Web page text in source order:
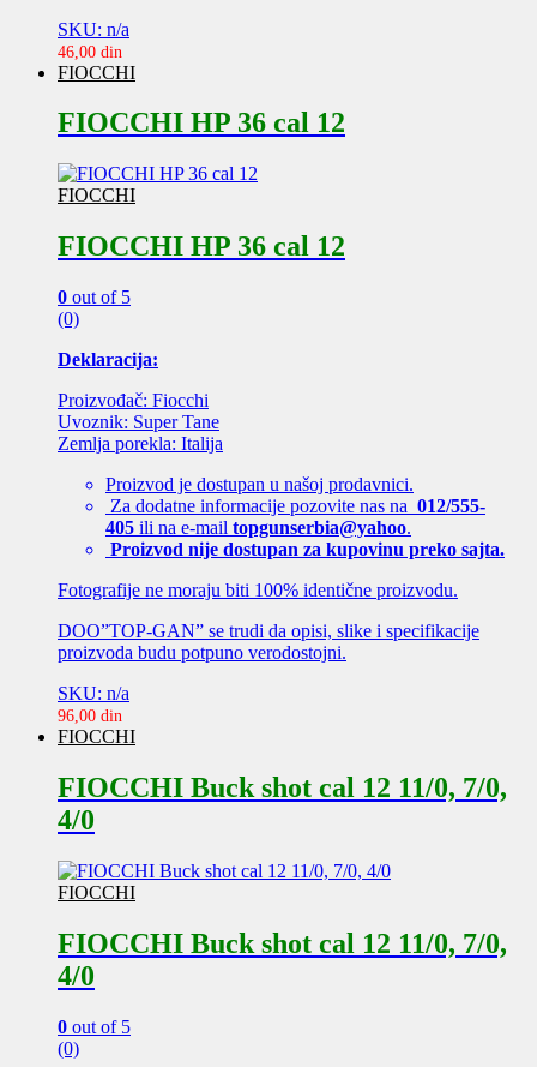
SKU: n/a
46,00 din
FIOCCHI
FIOCCHI HP 36 cal 12
FIOCCHI
FIOCCHI HP 36 cal 12
0 out of 5
(0)
Deklaracija:
Proizvođač: Fiocchi
Uvoznik: Super Tane
Zemlja porekla: Italija
Proizvod je dostupan u našoj prodavnici.
Za dodatne informacije pozovite nas na 012/555-
405 ili na e-mail topgunserbia@yahoo.
Proizvod nije dostupan za kupovinu preko sajta.
Fotografije ne moraju biti 100% identične proizvodu.
DOO”TOP-GAN” se trudi da opisi, slike i specifikacije
proizvoda budu potpuno verodostojni.
SKU: n/a
96,00 din
FIOCCHI
FIOCCHI Buck shot cal 12 11/0, 7/0,
4/0
FIOCCHI
FIOCCHI Buck shot cal 12 11/0, 7/0,
4/0
0 out of 5
(0)